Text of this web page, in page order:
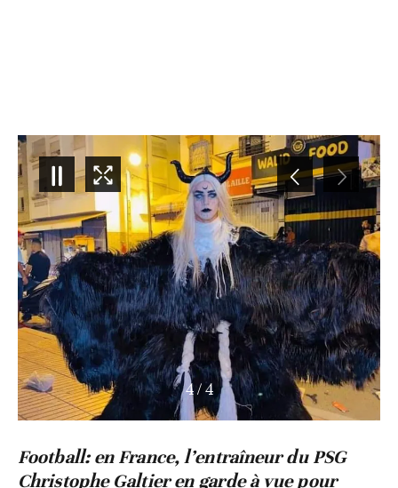
4/4
Football: en France, l’entraîneur du PSG
Christophe Galtier en garde à vue pour